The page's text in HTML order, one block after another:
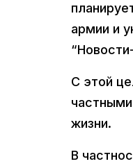
армии и
С этой
жизни.
В